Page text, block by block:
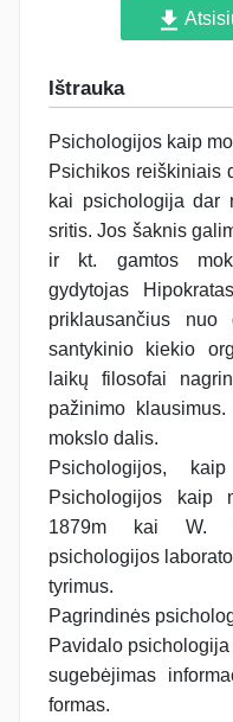
Ištrauka
Psichologijos kaip
Psichikos reiškiniais
kai psichologija dar
sritis. Jos šaknis
ir kt. gamtos
gydytojas
priklausančius nuo
santykinio kiekio
laikų filosofai
pažinimo
mokslo dalis.
Psichologijos,
Psichologijos kaip
1879m kai W.
psichologijos
tyrimus.
Pagrindinės
Pavidalo
sugebėjimas
formas.